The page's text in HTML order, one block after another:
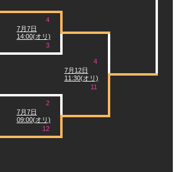
7月7日
14:00(オリ)
4
3
7月7日
09:00(オリ)
2
12
7月12日
11:30(オリ)
4
11